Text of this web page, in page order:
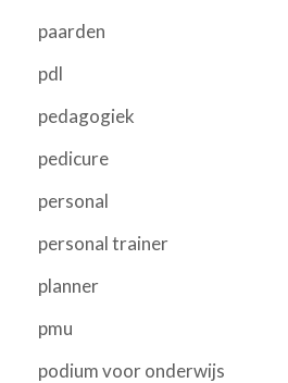
paarden
pdl
pedagogiek
pedicure
personal
personal trainer
planner
pmu
podium voor onderwijs